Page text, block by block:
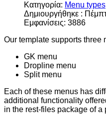
Κατηγορία: Menu types
Δημιουργήθηκε :
Εμφανίσεις: 3886
Our template supports three
GK menu
Dropline menu
Split menu
Each of these menus has
additional functionality
in the rest-files package of a